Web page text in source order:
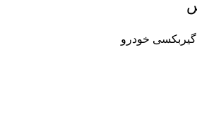
گیربکسی خودرو